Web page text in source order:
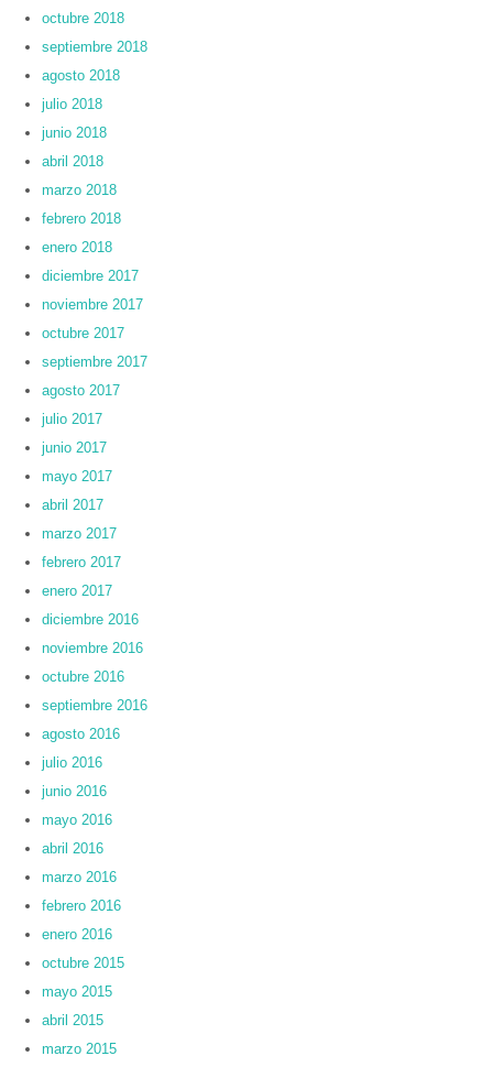
octubre 2018
septiembre 2018
agosto 2018
julio 2018
junio 2018
abril 2018
marzo 2018
febrero 2018
enero 2018
diciembre 2017
noviembre 2017
octubre 2017
septiembre 2017
agosto 2017
julio 2017
junio 2017
mayo 2017
abril 2017
marzo 2017
febrero 2017
enero 2017
diciembre 2016
noviembre 2016
octubre 2016
septiembre 2016
agosto 2016
julio 2016
junio 2016
mayo 2016
abril 2016
marzo 2016
febrero 2016
enero 2016
octubre 2015
mayo 2015
abril 2015
marzo 2015